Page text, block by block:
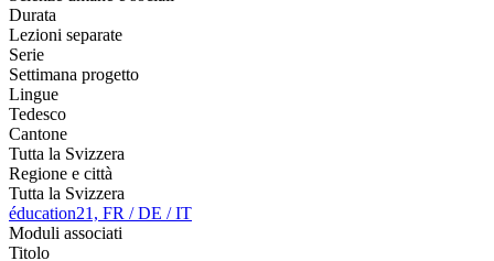
Durata
Lezioni separate
Serie
Settimana progetto
Lingue
Tedesco
Cantone
Tutta la Svizzera
Regione e città
Tutta la Svizzera
éducation21, FR / DE / IT
Moduli associati
Titolo